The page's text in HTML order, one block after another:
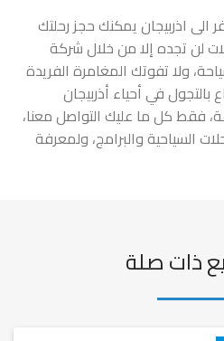
الى اذربيجان يمكنك حجز رحلتك
لن تجده إلا من خلال شركة
، ولا تفوتك المغامرة الفريدة
في أحياء أذربيجان
فقط كل ما عليك التواصل معنا،
السياحية والبرامج، ولمعرفة
ذات صلة